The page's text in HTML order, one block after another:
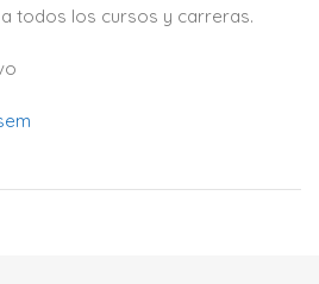
todos los cursos y carreras.